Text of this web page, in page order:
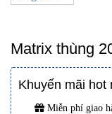
Matrix thùng
Khuyến mãi hot
Miễn phí giao